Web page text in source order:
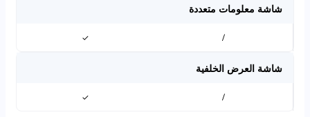
شاشة معلومات متعددة
/
✓
شاشة العرض الخلفية
/
✓